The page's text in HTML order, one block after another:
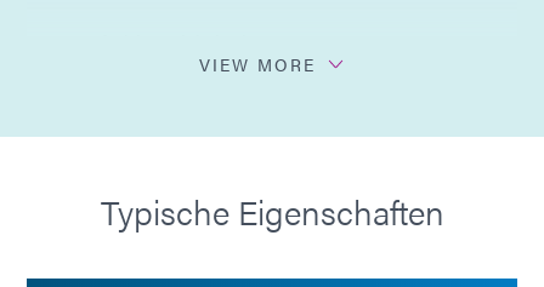
Diphenyltrimethylbenzoylphosphinoxid)
VIEW MORE
Typische Eigenschaften